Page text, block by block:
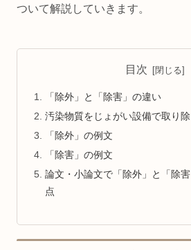
ついて解説していきます。
目次
「除外」と「除害」の違い
汚染物質をじょがい設備で取り
「除外」の例文
「除害」の例文
論文・小論文で「除外」と「除
点